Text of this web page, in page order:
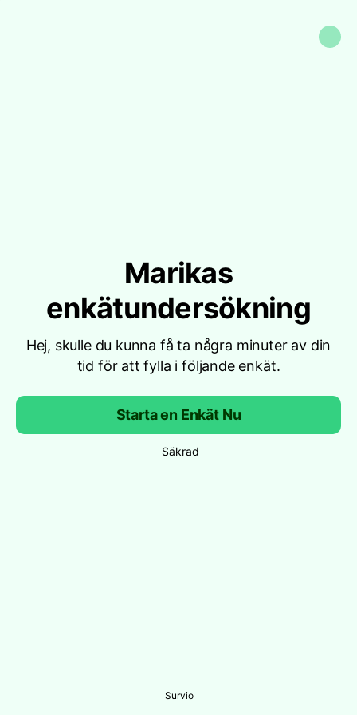
Marikas
enkätundersökning
Hej, skulle du kunna få ta några minuter av din
tid för att fylla i följande enkät.
Starta en Enkät Nu
Säkrad
Survio